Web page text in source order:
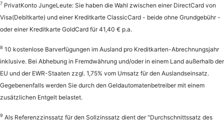
7 PrivatKonto JungeLeute: Sie haben die Wahl zwischen einer DirectCard von
Visa(Debitkarte) und einer Kreditkarte ClassicCard - beide ohne Grundgebühr -
oder einer Kreditkarte GoldCard für 41,40 € p.a.
8 10 kostenlose Barverfügungen im Ausland pro Kreditkarten-Abrechnungsjahr
inklusive. Bei Abhebung in Fremdwährung und/oder in einem Land außerhalb der
EU und der EWR-Staaten zzgl. 1,75% vom Umsatz für den Auslandseinsatz.
Gegebenenfalls werden Sie durch den Geldautomatenbetreiber mit einem
zusätzlichen Entgelt belastet.
9 Als Referenzzinssatz für den Sollzinssatz dient der "Durchschnittssatz des